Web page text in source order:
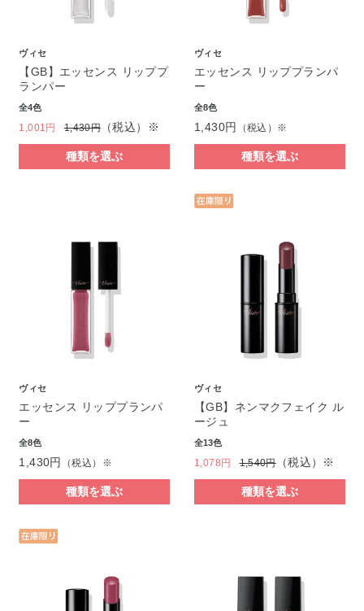
ヴィセ
【GB】エッセンス リッププ
ランパー
全4色
1,001円 1,430円 （税込）※
種類を選ぶ
ヴィセ
エッセンス リッププランパ
ー
全8色
1,430円 （税込）※
種類を選ぶ
ヴィセ
エッセンス リッププランパ
ー
全8色
1,430円 （税込）※
種類を選ぶ
ヴィセ
【GB】ネンマクフェイク ル
ージュ
全13色
1,078円 1,540円（税込）※
種類を選ぶ